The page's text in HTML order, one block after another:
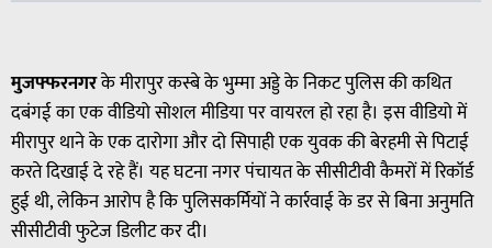
मुजफ्फरनगरके मीरापुर कस्बे के भुम्मा अड्डे के निकट पुलिस की कथित
दबंगई का एक वीडियो सोशल मीडिया पर वायरल हो रहा है। इस वीडियो में
मीरापुर थाने के एक दारोगा और दो सिपाही एक युवक की बेरहमी से पिटाई
करते दिखाई दे रहे हैं। यह घटना नगर पंचायत के सीसीटीवी कैमरों में रिकॉर्ड
हुई थी, लेकिन आरोप है कि पुलिसकर्मियों ने कार्रवाई के डर से बिना अनुमति
सीसीटीवी फुटेज डिलीट कर दी।